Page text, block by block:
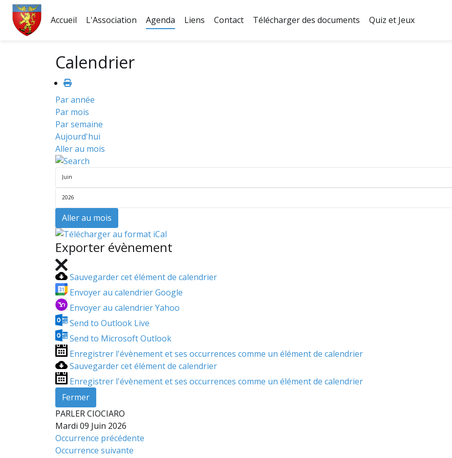
Accueil L'Association Agenda Liens Contact Télécharger des documents Quiz et Jeux
Calendrier
Par année
Par mois
Par semaine
Aujourd'hui
Aller au mois
Aller au mois
Exporter évènement
Sauvegarder cet élément de calendrier
Envoyer au calendrier Google
Envoyer au calendrier Yahoo
Send to Outlook Live
Send to Microsoft Outlook
Enregistrer l'évènement et ses occurrences comme un élément de calendrier
Sauvegarder cet élément de calendrier
Enregistrer l'évènement et ses occurrences comme un élément de calendrier
Fermer
PARLER CIOCIARO
Mardi 09 Juin 2026
Occurrence précédente
Occurrence suivante